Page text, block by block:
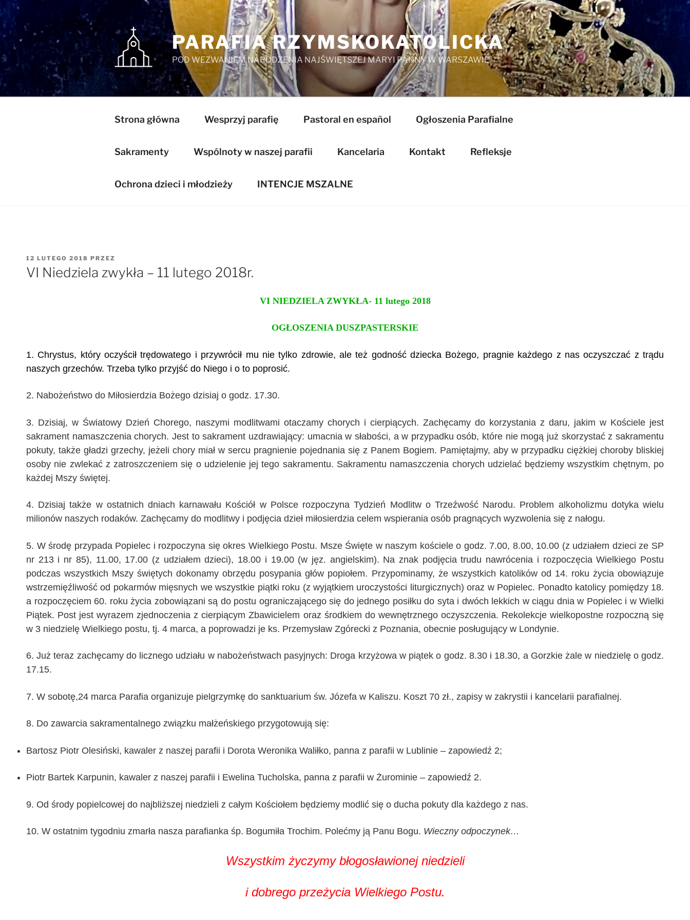
Przejdź
do
treści
PARAFIA RZYMSKOKATOLICKA
POD WEZWANIEM NARODZENIA NAJŚWIĘTSZEJ MARYI PANNY W WARSZAWIE
Strona główna Wesprzyj parafię Pastoral en español Ogłoszenia Parafialne
Sakramenty Wspólnoty w naszej parafii Kancelaria Kontakt Refleksje
Ochrona dzieci i młodzieży INTENCJE MSZALNE
OPUBLIKOWANE
W
12 LUTEGO 2018 PRZEZ
VI Niedziela zwykła – 11 lutego 2018r.
VI NIEDZIELA ZWYKŁA- 11 lutego 2018
OGŁOSZENIA DUSZPASTERSKIE
1. Chrystus, który oczyścił trędowatego i przywrócił mu nie tylko zdrowie, ale też godność dziecka Bożego, pragnie każdego z nas oczyszczać z trądu
naszych grzechów. Trzeba tylko przyjść do Niego i o to poprosić.
2. Nabożeństwo do Miłosierdzia Bożego dzisiaj o godz. 17.30.
3. Dzisiaj, w Światowy Dzień Chorego, naszymi modlitwami otaczamy chorych i cierpiących. Zachęcamy do korzystania z daru, jakim w Kościele jest
sakrament namaszczenia chorych. Jest to sakrament uzdrawiający: umacnia w słabości, a w przypadku osób, które nie mogą już skorzystać z sakramentu
pokuty, także gładzi grzechy, jeżeli chory miał w sercu pragnienie pojednania się z Panem Bogiem. Pamiętajmy, aby w przypadku ciężkiej choroby bliskiej
osoby nie zwlekać z zatroszczeniem się o udzielenie jej tego sakramentu. Sakramentu namaszczenia chorych udzielać będziemy wszystkim chętnym, po
każdej Mszy świętej.
4. Dzisiaj także w ostatnich dniach karnawału Kościół w Polsce rozpoczyna Tydzień Modlitw o Trzeźwość Narodu. Problem alkoholizmu dotyka wielu
milionów naszych rodaków. Zachęcamy do modlitwy i podjęcia dzieł miłosierdzia celem wspierania osób pragnących wyzwolenia się z nałogu.
5. W środę przypada Popielec i rozpoczyna się okres Wielkiego Postu. Msze Święte w naszym kościele o godz. 7.00, 8.00, 10.00 (z udziałem dzieci ze SP
nr 213 i nr 85), 11.00, 17.00 (z udziałem dzieci), 18.00 i 19.00 (w jęz. angielskim). Na znak podjęcia trudu nawrócenia i rozpoczęcia Wielkiego Postu
podczas wszystkich Mszy świętych dokonamy obrzędu posypania głów popiołem. Przypominamy, że wszystkich katolików od 14. roku życia obowiązuje
wstrzemięźliwość od pokarmów mięsnych we wszystkie piątki roku (z wyjątkiem uroczystości liturgicznych) oraz w Popielec. Ponadto katolicy pomiędzy 18.
a rozpoczęciem 60. roku życia zobowiązani są do postu ograniczającego się do jednego posiłku do syta i dwóch lekkich w ciągu dnia w Popielec i w Wielki
Piątek. Post jest wyrazem zjednoczenia z cierpiącym Zbawicielem oraz środkiem do wewnętrznego oczyszczenia. Rekolekcje wielkopostne rozpoczną się
w 3 niedzielę Wielkiego postu, tj. 4 marca, a poprowadzi je ks. Przemysław Zgórecki z Poznania, obecnie posługujący w Londynie.
6. Już teraz zachęcamy do licznego udziału w nabożeństwach pasyjnych: Droga krzyżowa w piątek o godz. 8.30 i 18.30, a Gorzkie żale w niedzielę o godz.
17.15.
7. W sobotę,24 marca Parafia organizuje pielgrzymkę do sanktuarium św. Józefa w Kaliszu. Koszt 70 zł., zapisy w zakrystii i kancelarii parafialnej.
8. Do zawarcia sakramentalnego związku małżeńskiego przygotowują się:
Bartosz Piotr Olesiński, kawaler z naszej parafii i Dorota Weronika Waliłko, panna z parafii w Lublinie – zapowiedź 2;
Piotr Bartek Karpunin, kawaler z naszej parafii i Ewelina Tucholska, panna z parafii w Żurominie – zapowiedź 2.
9. Od środy popielcowej do najbliższej niedzieli z całym Kościołem będziemy modlić się o ducha pokuty dla każdego z nas.
10. W ostatnim tygodniu zmarła nasza parafianka śp. Bogumiła Trochim. Polećmy ją Panu Bogu. Wieczny odpoczynek…
Wszystkim życzymy błogosławionej niedzieli
i dobrego przeżycia Wielkiego Postu.